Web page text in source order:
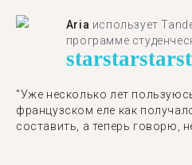
Aria использует
программе
starstarstar
"​​Уже несколько лет
французском еле как
составить, а теперь говорю,